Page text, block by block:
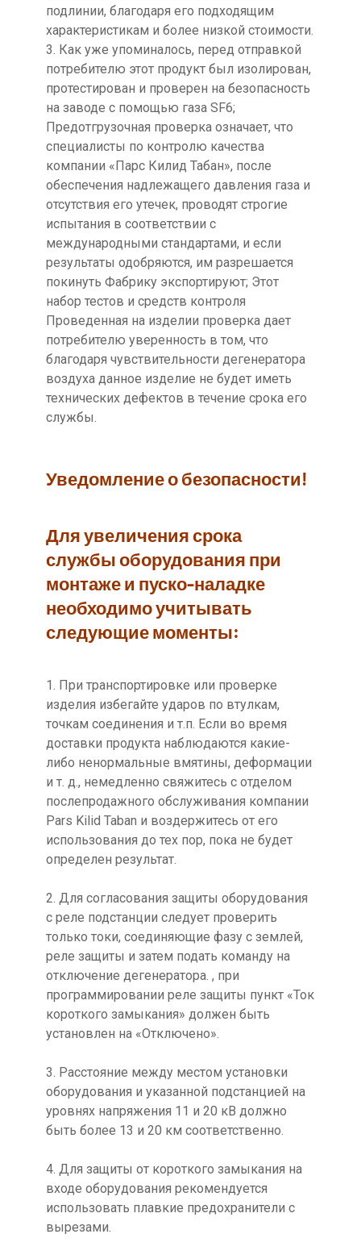
подлинии, благодаря его подходящим
характеристикам и более низкой стоимости.
3. Как уже упоминалось, перед отправкой
потребителю этот продукт был изолирован,
протестирован и проверен на безопасность
на заводе с помощью газа SF6;
Предотгрузочная проверка означает, что
специалисты по контролю качества
компании «Парс Килид Табан», после
обеспечения надлежащего давления газа и
отсутствия его утечек, проводят строгие
испытания в соответствии с
международными стандартами, и если
результаты одобряются, им разрешается
покинуть Фабрику экспортируют; Этот
набор тестов и средств контроля
Проведенная на изделии проверка дает
потребителю уверенность в том, что
благодаря чувствительности дегенератора
воздуха данное изделие не будет иметь
технических дефектов в течение срока его
службы.
Уведомление о безопасности!
Для увеличения срока
службы оборудования при
монтаже и пуско-наладке
необходимо учитывать
следующие моменты:
1. При транспортировке или проверке
изделия избегайте ударов по втулкам,
точкам соединения и т.п. Если во время
доставки продукта наблюдаются какие-
либо ненормальные вмятины, деформации
и т. д., немедленно свяжитесь с отделом
послепродажного обслуживания компании
Pars Kilid Taban и воздержитесь от его
использования до тех пор, пока не будет
определен результат.
2. Для согласования защиты оборудования
с реле подстанции следует проверить
только токи, соединяющие фазу с землей,
реле защиты и затем подать команду на
отключение дегенератора. , при
программировании реле защиты пункт «Ток
короткого замыкания» должен быть
установлен на «Отключено».
3. Расстояние между местом установки
оборудования и указанной подстанцией на
уровнях напряжения 11 и 20 кВ должно
быть более 13 и 20 км соответственно.
4. Для защиты от короткого замыкания на
входе оборудования рекомендуется
использовать плавкие предохранители с
вырезами.